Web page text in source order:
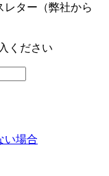
レター（弊社から
ください
い場合